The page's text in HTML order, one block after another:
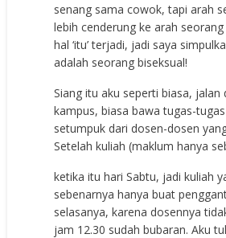
senang sama cowok, tapi arah
lebih cenderung ke arah
hal ‘itu’ terjadi, jadi saya
adalah seorang biseksual!
Siang itu aku seperti biasa, jalan
kampus, biasa bawa tugas-
setumpuk dari dosen-dosen
Setelah kuliah (maklum hanya
ketika itu hari Sabtu, jadi kuliah
sebenarnya hanya buat
selasanya, karena dosennya
jam 12.30 sudah bubaran. Aku